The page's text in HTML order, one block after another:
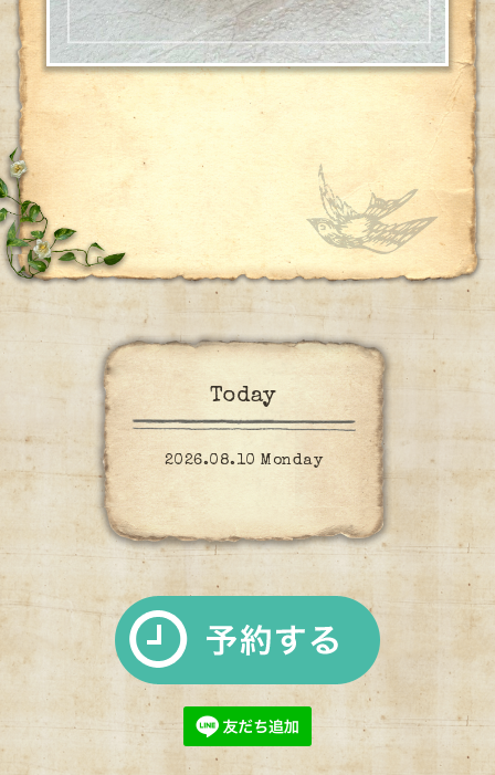
Today
2026.08.10 Monday